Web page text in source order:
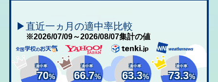
▶直近一ヵ月の適中率比較
※2026/07/09～2026/08/07集計の値
適中率
70%
適中率
66.7%
適中率
63.3%
適中率
73.3%